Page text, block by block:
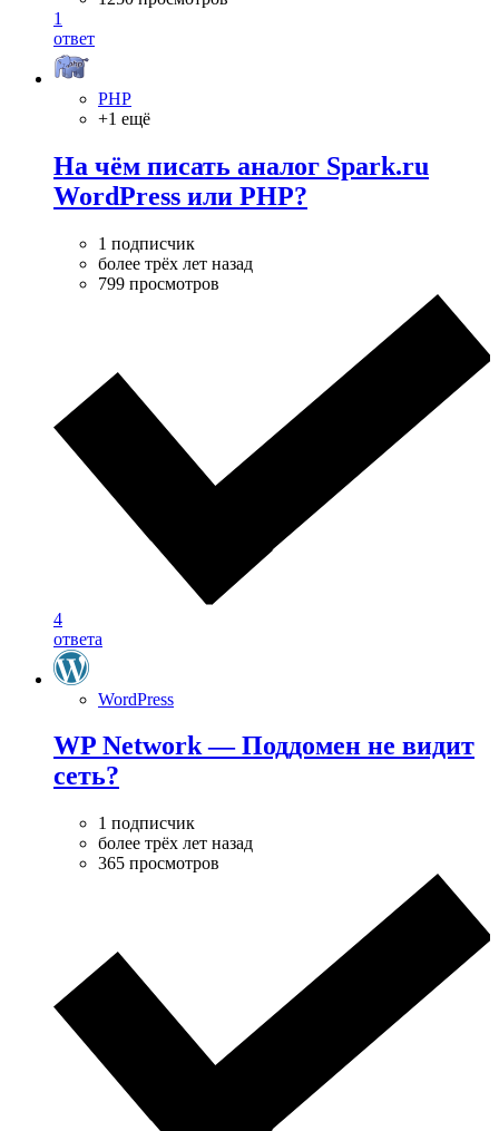
1
ответ
PHP
+1 ещё
На чём писать аналог Spark.ru
WordPress или PHP?
1 подписчик
более трёх лет назад
799 просмотров
4
ответа
WordPress
WP Network — Поддомен не видит
сеть?
1 подписчик
более трёх лет назад
365 просмотров